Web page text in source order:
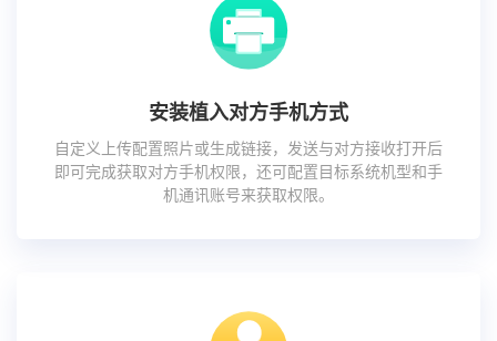
安装植入对方手机方式
自定义上传配置照片或生成链接，发送与对方接收打开后
即可完成获取对方手机权限，还可配置目标系统机型和手
机通讯账号来获取权限。